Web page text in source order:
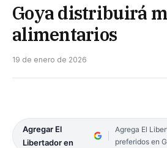
Goya distribuirá
alimentarios
19 de enero de 2026
Agregar El
Libertador en
Agrega El
preferidos en